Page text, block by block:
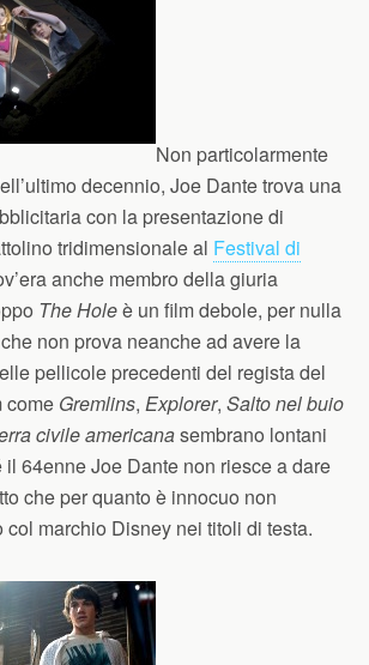
Non particolarmente
decennio, Joe Dante trova una
con la presentazione di
tridimensionale al Festival di
anche membro della giuria
The Holeè un film debole, per nulla
non prova neanche ad avere la
pellicole precedenti del regista del
come Gremlins, Explorer, Salto nel buio
civile americanasembrano lontani
64enne Joe Dante non riesce a dare
che per quanto è innocuo non
col marchio Disney nei titoli di testa.